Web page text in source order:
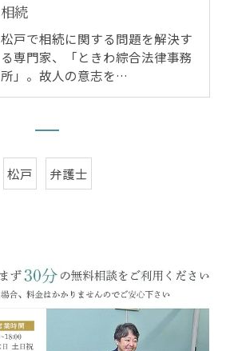
相続
松戸で相続に関する問題を解決す
る専門家、「ときわ綜合法律事務
所」。故人の意志を…
松戸 弁護士